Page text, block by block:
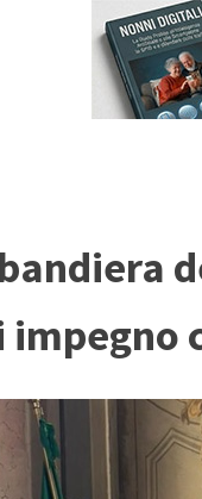
impegno